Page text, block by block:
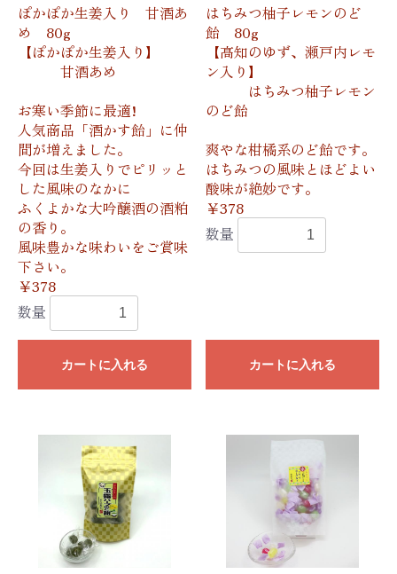
ぽかぽか生姜入り 甘酒あ
め 80g
【ぽかぽか生姜入り】
甘酒あめ
お寒い季節に最適!
人気商品「酒かす飴」に仲
間が増えました。
今回は生姜入りでピリッと
した風味のなかに
ふくよかな大吟醸酒の酒粕
の香り。
風味豊かな味わいをご賞味
下さい。
￥378
数量
カートに入れる
はちみつ柚子レモンのど
飴 80g
【高知のゆず、瀬戸内レモ
ン入り】
はちみつ柚子レモン
のど飴
爽やな柑橘系のど飴です。
はちみつの風味とほどよい
酸味が絶妙です。
￥378
数量
カートに入れる